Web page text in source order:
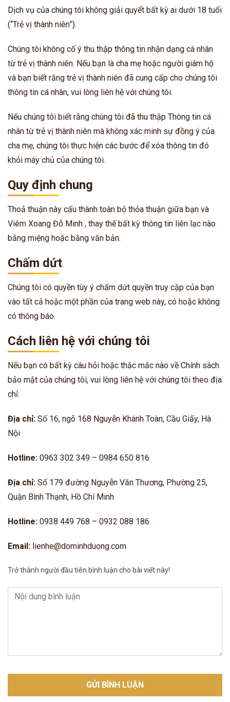
Dịch vụ của chúng tôi không giải quyết bất kỳ ai dưới 18 tuổi
(“Trẻ vị thành niên”).
Chúng tôi không cố ý thu thập thông tin nhận dạng cá nhân
từ trẻ vị thành niên. Nếu bạn là cha mẹ hoặc người giám hộ
và bạn biết rằng trẻ vị thành niên đã cung cấp cho chúng tôi
thông tin cá nhân, vui lòng liên hệ với chúng tôi.
Nếu chúng tôi biết rằng chúng tôi đã thu thập Thông tin cá
nhân từ trẻ vị thành niên mà không xác minh sự đồng ý của
cha mẹ, chúng tôi thực hiện các bước để xóa thông tin đó
khỏi máy chủ của chúng tôi.
Quy định chung
Thoả thuận này cấu thành toàn bộ thỏa thuận giữa bạn và
Viêm Xoang Đỗ Minh , thay thế bất kỳ thông tin liên lạc nào
bằng miệng hoặc bằng văn bản.
Chấm dứt
Chúng tôi có quyền tùy ý chấm dứt quyền truy cập của bạn
vào tất cả hoặc một phần của trang web này, có hoặc không
có thông báo.
Cách liên hệ với chúng tôi
Nếu bạn có bất kỳ câu hỏi hoặc thắc mắc nào về Chính sách
bảo mật của chúng tôi, vui lòng liên hệ với chúng tôi theo địa
chỉ:
Địa chỉ: Số 16, ngõ 168 Nguyễn Khánh Toàn, Cầu Giấy, Hà
Nội
Hotline: 0963 302 349 – 0984 650 816
Địa chỉ: Số 179 đường Nguyễn Văn Thương, Phường 25,
Quận Bình Thạnh, Hồ Chí Minh
Hotline: 0938 449 768 – 0932 088 186
Email: lienhe@dominhduong.com
Trở thành người đầu tiên bình luận cho bài viết này!